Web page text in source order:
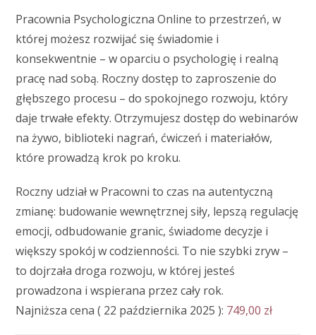
Pracownia Psychologiczna Online to przestrzeń, w
której możesz rozwijać się świadomie i
konsekwentnie – w oparciu o psychologię i realną
pracę nad sobą. Roczny dostęp to zaproszenie do
głębszego procesu – do spokojnego rozwoju, który
daje trwałe efekty. Otrzymujesz dostęp do webinarów
na żywo, biblioteki nagrań, ćwiczeń i materiałów,
które prowadzą krok po kroku.
Roczny udział w Pracowni to czas na autentyczną
zmianę: budowanie wewnętrznej siły, lepszą regulację
emocji, odbudowanie granic, świadome decyzje i
większy spokój w codzienności. To nie szybki zryw –
to dojrzała droga rozwoju, w której jesteś
prowadzona i wspierana przez cały rok.
Najniższa cena ( 22 października 2025 ): 749,00 zł